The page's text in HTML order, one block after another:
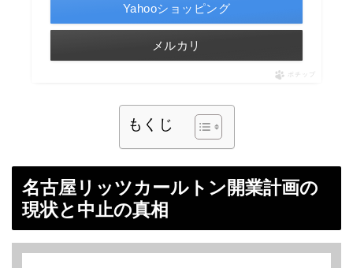
Yahooショッピング
メルカリ
ポチップ
もくじ
名古屋リッツカールトン開業計画の
現状と中止の真相